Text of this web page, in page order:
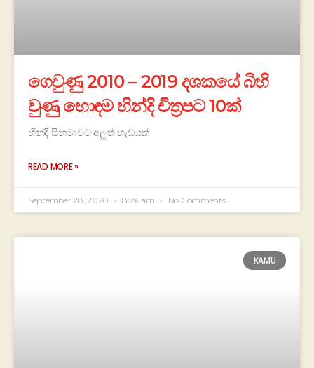
ගෙවුණු 2010 – 2019 දශකයේ බිහි
වුණු හොඳම හින්දි චිත්‍රපට 10ක්
හින්දි සිනමාවට අලුත් හැඩයක්
READ MORE »
September 28, 2020 8:26 am No Comments
KAMU